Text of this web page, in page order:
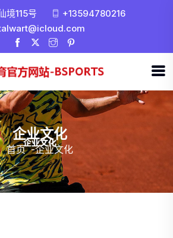
境115号
+13594780216
企业文化
首页 -企业文化